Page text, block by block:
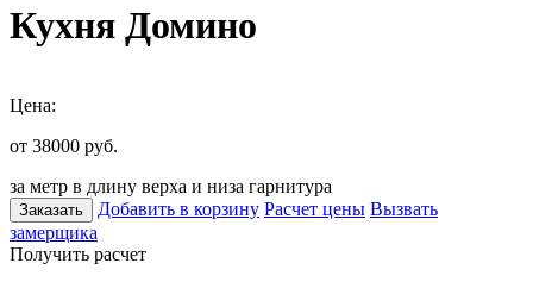
Кухня Домино
Цена:
от 38000 руб.
за метр в длину верха и низа гарнитура
Заказать Добавить в корзину Расчет цены Вызвать
замерщика
Получить расчет